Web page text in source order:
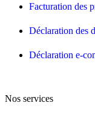
Facturation des
Déclaration des
Déclaration e-
Nos services